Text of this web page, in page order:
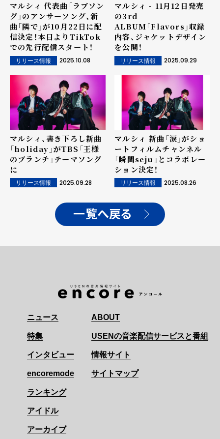
マルシィ 代表曲「ラブソン
グ」のアンサーソング、新
曲「隣で」が10月22日に配
信決定！本日よりTikTok
での先行配信スタート！
リリース情報 2025.10.08
マルシィ - 11月12日発売
の3rd
ALBUM「Flavors」収録
内容、ジャケットデザイン
を公開！
リリース情報 2025.09.29
マルシィ、書き下ろし新曲
「holiday」がTBS「王様
のブランチ」テーマソング
に
リリース情報 2025.09.28
マルシィ 新曲「涙」がショ
ートフィルムチャンネル
「瞬間seju」とコラボレー
ション決定！
リリース情報 2025.08.26
一覧へ戻る
ニュース
特集
インタビュー
encoremode
ランキング
アイドル
アーカイブ
ABOUT
USENの音楽配信サービスと番組
情報サイト
サイトマップ